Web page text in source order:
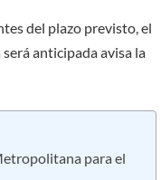
del plazo previsto, el
anticipada avisa la
para el